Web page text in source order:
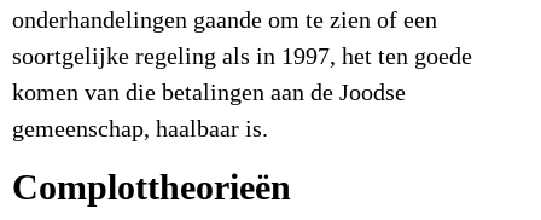
onderhandelingen gaande om te zien of een
soortgelijke regeling als in 1997, het ten goede
komen van die betalingen aan de Joodse
gemeenschap, haalbaar is.
Complottheorieën